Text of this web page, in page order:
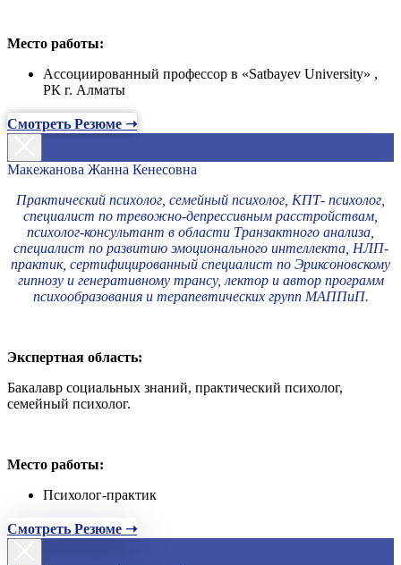
Место работы:
Ассоциированный профессор в «Satbayev University» ,
РК г. Алматы
Смотреть Резюме ➝
Макежанова Жанна Кенесовна
Практический психолог, семейный психолог, КПТ- психолог,
специалист по тревожно-депрессивным расстройствам,
психолог-консультант в области Транзактного анализа,
специалист по развитию эмоционального интеллекта, НЛП-
практик, сертифицированный специалист по Эриксоновскому
гипнозу и генеративному трансу, лектор и автор программ
психообразования и терапевтических групп МАППиП.
Экспертная область:
Бакалавр социальных знаний, практический психолог,
семейный психолог.
Место работы:
Психолог-практик
Смотреть Резюме ➝